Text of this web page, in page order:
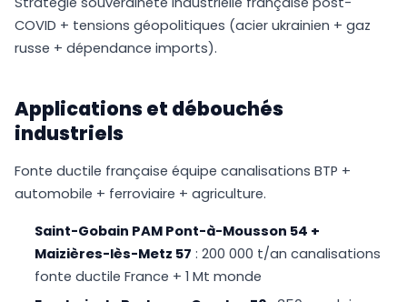
COVID + tensions géopolitiques (acier ukrainien + gaz
russe + dépendance imports).
Applications et débouchés
industriels
Fonte ductile française équipe canalisations BTP +
automobile + ferroviaire + agriculture.
Saint-Gobain PAM Pont-à-Mousson 54 +
Maizières-lès-Metz 57 : 200 000 t/an canalisations
fonte ductile France + 1 Mt monde